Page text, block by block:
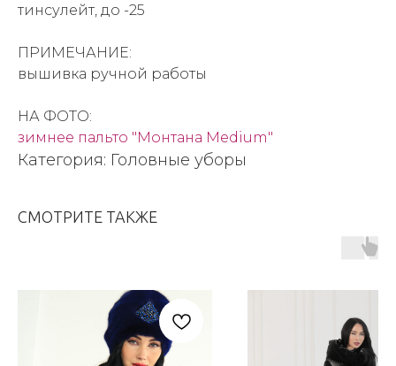
тинсулейт, до -25
ПРИМЕЧАНИЕ:
вышивка ручной работы
НА ФОТО:
зимнее пальто "Монтана Medium"
Категория: Головные уборы
СМОТРИТЕ ТАКЖЕ